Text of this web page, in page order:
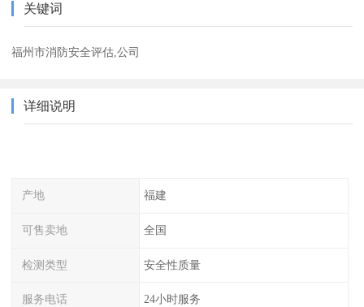
关键词
福州市消防安全评估,公司
详细说明
产地 福建
可售卖地 全国
检测类型 安全性质量
服务电话 24小时服务